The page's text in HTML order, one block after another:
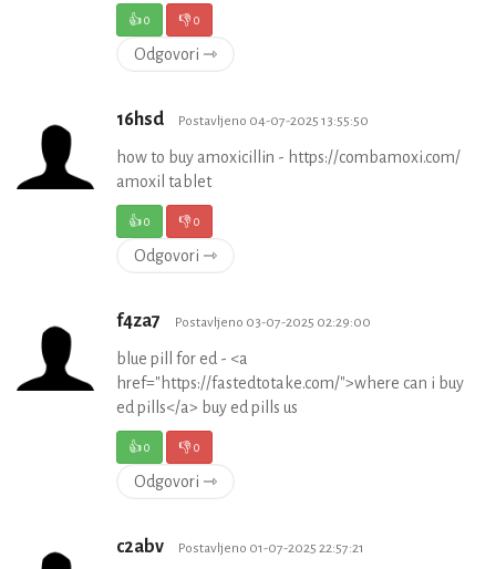
👍0 👎0
Odgovori ⇾
16hsd Postavljeno 04-07-2025 13:55:50
how to buy amoxicillin - https://combamoxi.com/
amoxil tablet
👍0 👎0
Odgovori ⇾
f4za7 Postavljeno 03-07-2025 02:29:00
blue pill for ed - <a
href="https://fastedtotake.com/">where can i buy
ed pills</a> buy ed pills us
👍0 👎0
Odgovori ⇾
c2abv Postavljeno 01-07-2025 22:57:21